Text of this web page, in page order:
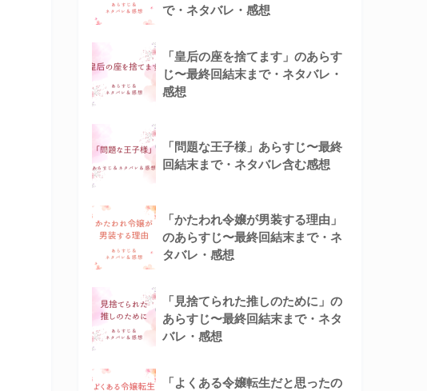
で・ネタバレ・感想
「皇后の座を捨てます」のあらす
じ〜最終回結末まで・ネタバレ・
感想
「問題な王子様」あらすじ〜最終
回結末まで・ネタバレ含む感想
「かたわれ令嬢が男装する理由」
のあらすじ〜最終回結末まで・ネ
タバレ・感想
「見捨てられた推しのために」の
あらすじ〜最終回結末まで・ネタ
バレ・感想
「よくある令嬢転生だと思ったの